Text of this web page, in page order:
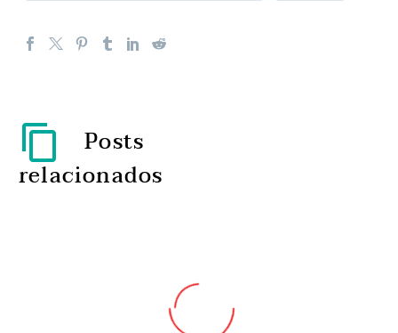
Posts
relacionados